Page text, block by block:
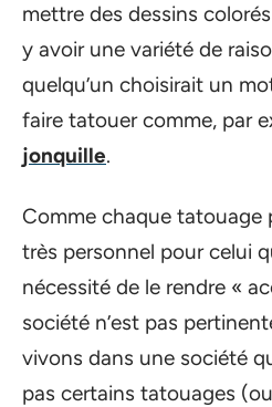
mettre des dessins
y avoir une variété de
quelqu’un choisirait un
faire tatouer comme, par
jonquille.
Comme chaque tatouage
très personnel pour celui
nécessité de le rendre «
société n’est pas
vivons dans une société
pas certains tatouages